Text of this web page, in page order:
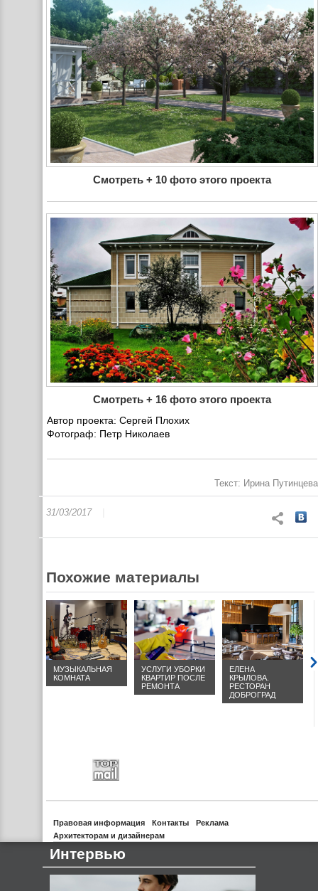
Смотреть + 10 фото этого проекта
Смотреть + 16 фото этого проекта
Автор проекта: Сергей Плохих
Фотограф: Петр Николаев
Текст: Ирина Путинцева
31/03/2017
Похожие материалы
МУЗЫКАЛЬНАЯ
КОМНАТА
УСЛУГИ УБОРКИ
КВАРТИР ПОСЛЕ
РЕМОНТА
ЕЛЕНА
КРЫЛОВА.
РЕСТОРАН
ДОБРОГРАД
Правовая информация Контакты
Реклама
Архитекторам и дизайнерам
Интервью